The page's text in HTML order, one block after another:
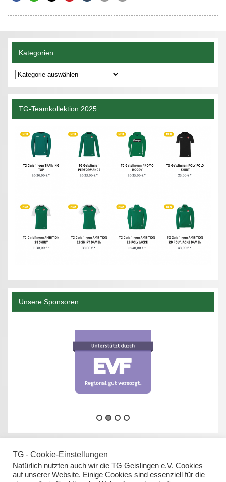
Kategorien
Kategorien
TG-Teamkollektion 2025
Unsere Sponsoren
TG - Cookie-Einstellungen
Natürlich nutzten auch wir die TG Geislingen e.V. Cookies
auf unserer Website. Einige Cookies sind essenziell für die